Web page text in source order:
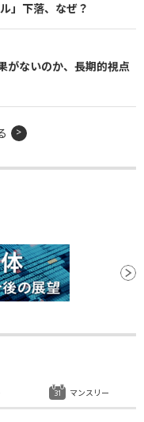
」下落、なぜ？
がないのか、長期的視点
マンスリー